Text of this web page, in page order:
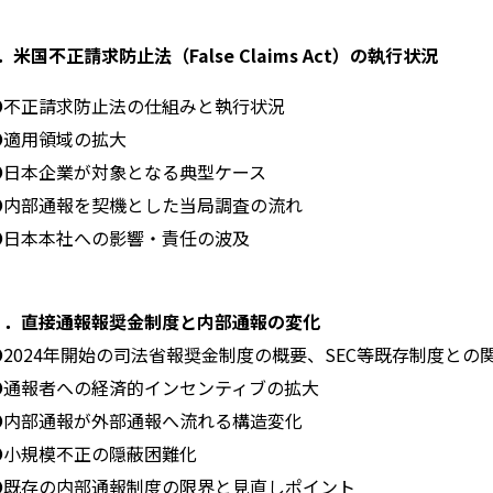
米国不正請求防止法（False Claims Act）の執行状況
正請求防止法の仕組みと執行状況
用領域の拡大
本企業が対象となる典型ケース
部通報を契機とした当局調査の流れ
本本社への影響・責任の波及
直接通報報奨金制度と内部通報の変化
年開始の司法省報奨金制度の概要、 SEC等既存制度との
報者への経済的インセンティブの拡大
部通報が外部通報へ流れる構造変化
規模不正の隠蔽困難化
存の内部通報制度の限界と見直しポイント